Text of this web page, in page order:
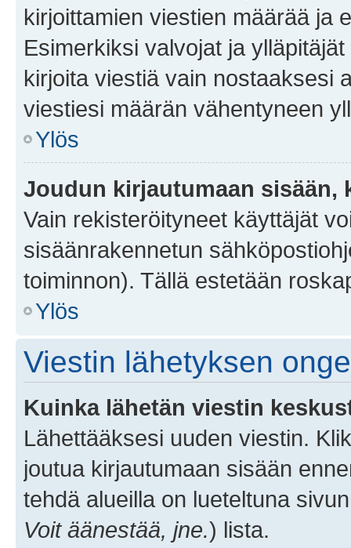
kirjoittamien viestien määrää ja
Esimerkiksi valvojat ja
kirjoita viestiä vain nostaaksesi
viestiesi määrän vähentyneen
Ylös
Joudun kirjautumaan sisään,
Vain rekisteröityneet käyttäjät
sisäänrakennetun
toiminnon). Tällä estetään
Ylös
Viestin lähetyksen
Kuinka lähetän viestin
Lähettääksesi uuden viestin.
joutua kirjautumaan sisään
tehdä alueilla on lueteltuna
Voit äänestää, jne.) lista.